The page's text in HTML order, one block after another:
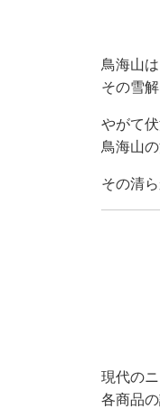
鳥海山
その雪
やがて
鳥海山
その清
現代の
各商品